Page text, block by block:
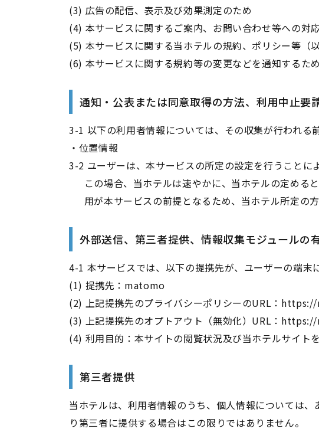
(3) 広告の配信、表示及び効果測定のため
(4) 本サービスに関するご案内、お問い合わせ等への対
(5) 本サービスに関する当ホテルの規約、ポリシー等（
(6) 本サービスに関する規約等の変更などを通知するため
通知・公表または同意取得の方法、利用中止要
3-1 以下の利用者情報については、その収集が行われる
・位置情報
3-2 ユーザーは、本サービスの所定の設定を行うこと
この場合、当ホテルは速やかに、当ホテルの定める
用が本サービスの前提となるため、当ホテル所定の
外部送信、第三者提供、情報収集モジュールの
4-1 本サービスでは、以下の提携先が、ユーザーの端
(1) 提携先：matomo
(2) 上記提携先のプライバシーポリシーのURL：
(3) 上記提携先のオプトアウト（無効化）URL：
(4) 利用目的：本サイトの閲覧状況及び当ホテルサイト
第三者提供
当ホテルは、利用者情報のうち、個人情報については
り第三者に提供する場合はこの限りではありません。